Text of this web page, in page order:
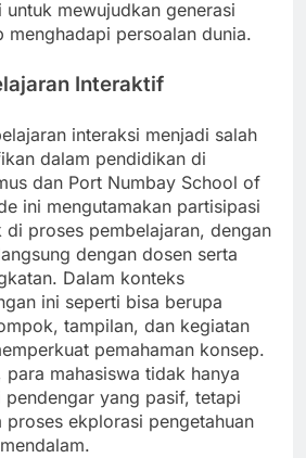
untuk mewujudkan generasi
menghadapi persoalan dunia.
Interaktif
interaksi menjadi salah
dalam pendidikan di
dan Port Numbay School of
ini mengutamakan partisipasi
proses pembelajaran, dengan
dengan dosen serta
Dalam konteks
ini seperti bisa berupa
tampilan, dan kegiatan
pemahaman konsep.
para mahasiswa tidak hanya
yang pasif, tetapi
ekplorasi pengetahuan